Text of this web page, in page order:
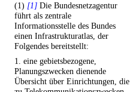
(1) [1] Die Bundesnetzagentur
führt als zentrale
Informationsstelle des Bundes
einen Infrastrukturatlas, der
Folgendes bereitstellt:
1. eine gebietsbezogene,
Planungszwecken dienende
Übersicht über Einrichtungen, die